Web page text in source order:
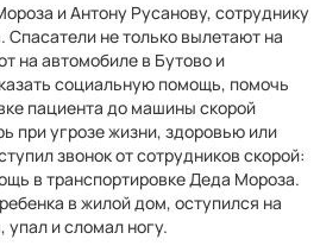
и Антону Русанову, сотруднику
Спасатели не только вылетают на
на автомобиле в Бутово и
социальную помощь, помочь
пациента до машины скорой
при угрозе жизни, здоровью или
звонок от сотрудников скорой:
в транспортировке Деда Мороза.
в жилой дом, оступился на
упал и сломал ногу.